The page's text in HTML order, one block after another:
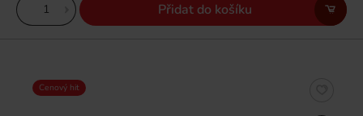
Přidat do košíku
Cenový hit